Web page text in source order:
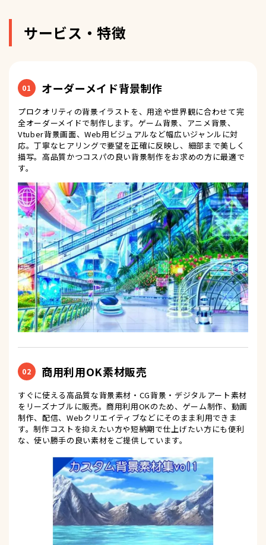
サービス・特徴
01 オーダーメイド背景制作
プロクオリティの背景イラストを、用途や世界観に合わせて完
全オーダーメイドで制作します。ゲーム背景、アニメ背景、
Vtuber背景画面、Web用ビジュアルなど幅広いジャンルに対
応。丁寧なヒアリングで要望を正確に反映し、細部まで美しく
描写。高品質かつコスパの良い背景制作をお求めの方に最適で
す。
02 商用利用OK素材販売
すぐに使える高品質な背景素材・CG背景・デジタルアート素材
をリーズナブルに販売。商用利用OKのため、ゲーム制作、動画
制作、配信、Webクリエイティブなどにそのまま利用できま
す。制作コストを抑えたい方や短納期で仕上げたい方にも便利
な、使い勝手の良い素材をご提供しています。